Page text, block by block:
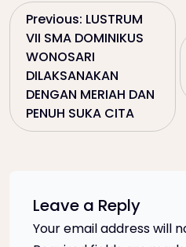
P
t
Previous: LUSTRUM
VII SMA DOMINIKUS
WONOSARI
DILAKSANAKAN
DENGAN MERIAH DAN
PENUH SUKA CITA
Leave a Reply
Your email address will